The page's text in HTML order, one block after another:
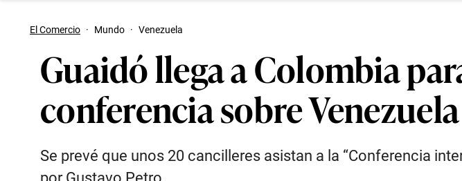
El Comercio · Mundo · Venezuela
Guaidó llega a Colombia
conferencia sobre
Se prevé que unos 20 cancilleres asistan a la “Conferencia